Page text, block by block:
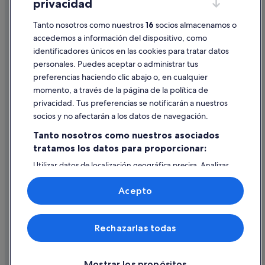
Información legal/contacto
Pautas sobre el contenido y cómo denunciar contenido
Ayuda
Cancelar un vuelo
Cancelar una reserva de hotel o de un alquiler vacacional
Utilizar un cupón de Expedia
Documentos para viajes internacionales
© 2026 Expedia, Inc., una empresa de Expedia Group. Todos los
derechos reservados. Expedia y el logotipo de Expedia son marcas
comerciales o marcas comerciales registradas de Expedia, Inc.
privacidad
Tanto nosotros como nuestros16 socios almacenamos o
accedemos a información del dispositivo, como
identificadores únicos en las cookies para tratar datos
personales. Puedes aceptar o administrar tus
preferencias haciendo clic abajo o, en cualquier
momento, a través de la página de la política de
privacidad. Tus preferencias se notificarán a nuestros
socios y no afectarán a los datos de navegación.
Tanto nosotros como nuestros asociados
tratamos los datos para proporcionar:
Utilizar datos de localización geográfica precisa. Analizar
activamente las características del dispositivo para su
identificación. Almacenar la información en un dispositivo
y/o acceder a ella. Publicidad y contenido personalizados,
medición de publicidad y contenido, investigación de
audiencia y desarrollo de servicios.
Lista de asociados (proveedores)
Rechazarlas todas
Acepto